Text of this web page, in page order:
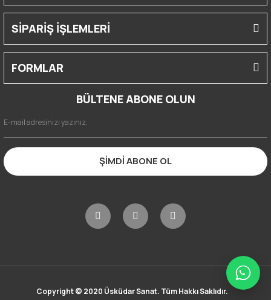
SİPARİŞ İŞLEMLERİ
FORMLAR
BÜLTENE ABONE OLUN
ŞİMDİ ABONE OL
Copyright © 2020 Üsküdar Sanat. Tüm Hakkı Saklıdır.